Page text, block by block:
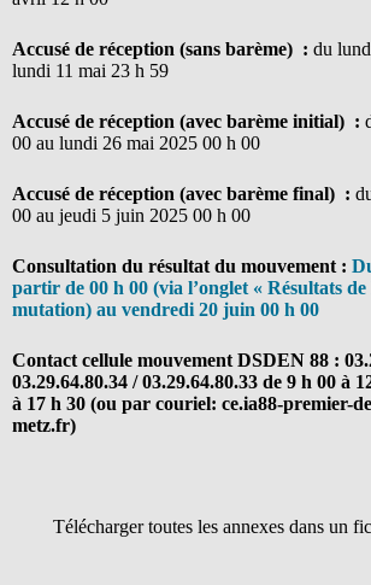
Accusé de réception (sans barème) : du
lundi 11 mai 23 h 59
Accusé de réception (avec barème initial) :
00 au lundi 26 mai 2025 00 h 00
Accusé de réception (avec barème final) :
00 au jeudi 5 juin 2025 00 h 00
Consultation du résultat du mouvement :
partir de 00 h 00 (via l’onglet « Résultats
mutation) au vendredi 20 juin 00 h 00
Contact cellule mouvement DSDEN 88 :
03.29.64.80.34 / 03.29.64.80.33 de 9 h 00 à
à 17 h 30 (ou par couriel: ce.ia88-premier-
metz.fr)
Télécharger toutes les annexes dans un